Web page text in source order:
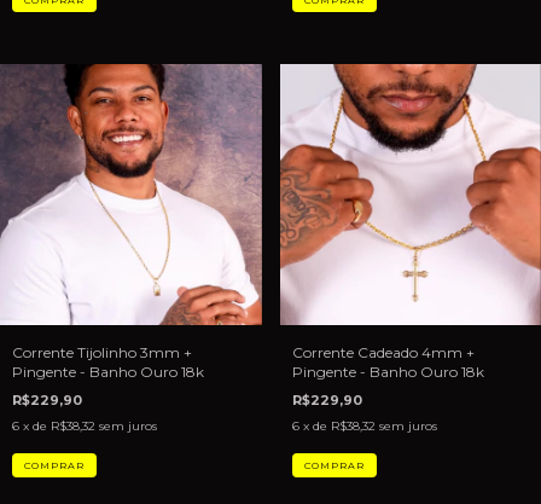
Corrente Tijolinho 3mm +
Pingente - Banho Ouro 18k
R$229,90
6 x de R$38,32 sem juros
Corrente Cadeado 4mm +
Pingente - Banho Ouro 18k
R$229,90
6 x de R$38,32 sem juros